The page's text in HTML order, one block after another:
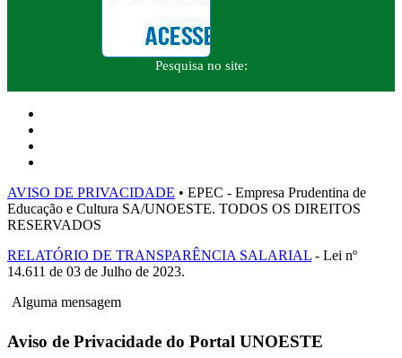
Pesquisa no site:
AVISO DE PRIVACIDADE • EPEC - Empresa Prudentina de
Educação e Cultura SA/UNOESTE. TODOS OS DIREITOS
RESERVADOS
RELATÓRIO DE TRANSPARÊNCIA SALARIAL - Lei nº
14.611 de 03 de Julho de 2023.
Alguma mensagem
Aviso de Privacidade do Portal UNOESTE